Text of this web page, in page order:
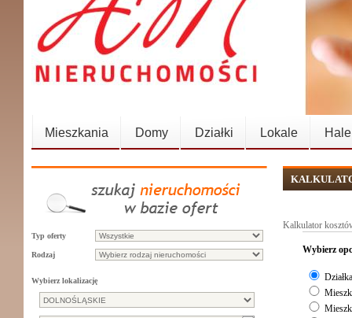
Mieszkania Domy Działki Lokale Hale
Typ oferty
Rodzaj
Wybierz lokalizację
Kalkulator
Wybierz